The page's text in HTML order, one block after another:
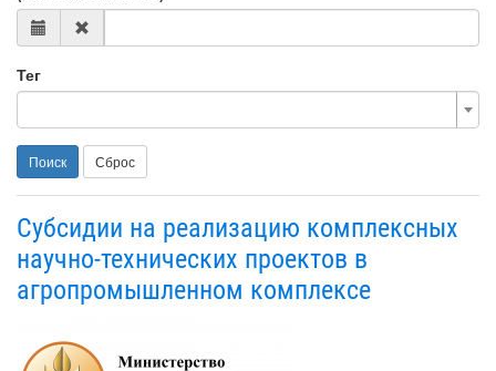
Тег
Поиск Сброс
Субсидии на реализацию комплексных
научно-технических проектов в
агропромышленном комплексе